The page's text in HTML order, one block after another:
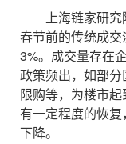
上海链家研究
春节前的传统成
3%。成交量存在
政策频出，如部
限购等，为楼市
有一定程度的恢
下降。